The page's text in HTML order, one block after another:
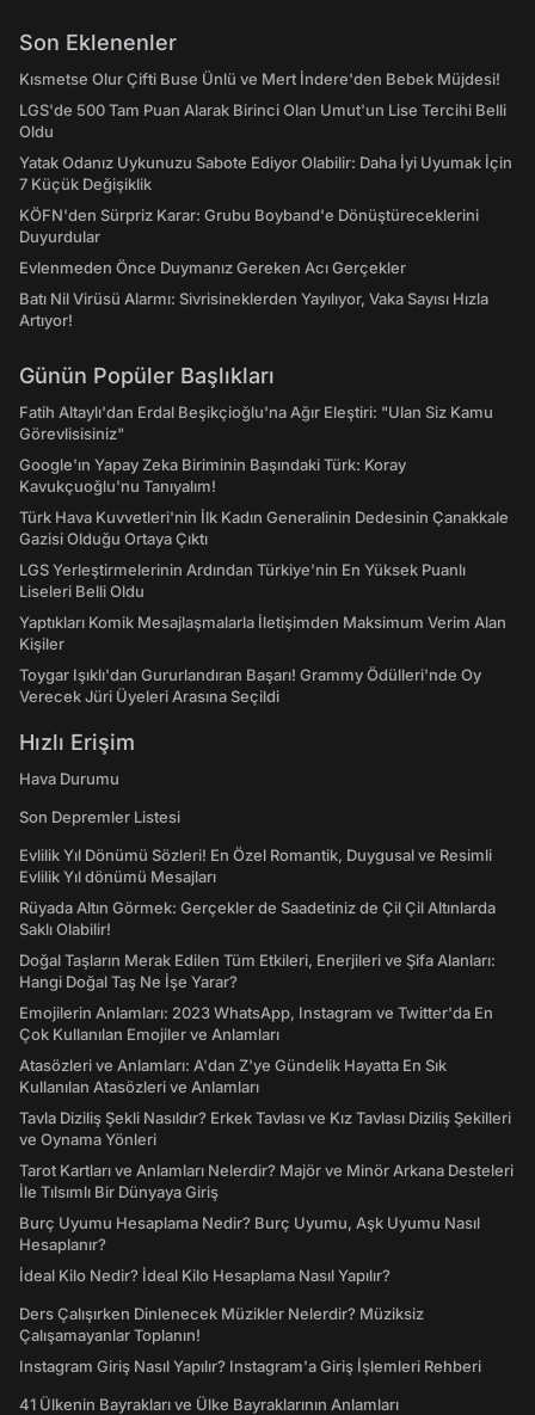
Son Eklenenler
Kısmetse Olur Çifti Buse Ünlü ve Mert İndere'den Bebek Müjdesi!
LGS'de 500 Tam Puan Alarak Birinci Olan Umut'un Lise Tercihi Belli
Oldu
Yatak Odanız Uykunuzu Sabote Ediyor Olabilir: Daha İyi Uyumak İçin
7 Küçük Değişiklik
KÖFN'den Sürpriz Karar: Grubu Boyband'e Dönüştüreceklerini
Duyurdular
Evlenmeden Önce Duymanız Gereken Acı Gerçekler
Batı Nil Virüsü Alarmı: Sivrisineklerden Yayılıyor, Vaka Sayısı Hızla
Artıyor!
Günün Popüler Başlıkları
Fatih Altaylı'dan Erdal Beşikçioğlu'na Ağır Eleştiri: "Ulan Siz Kamu
Görevlisisiniz"
Google'ın Yapay Zeka Biriminin Başındaki Türk: Koray
Kavukçuoğlu'nu Tanıyalım!
Türk Hava Kuvvetleri'nin İlk Kadın Generalinin Dedesinin Çanakkale
Gazisi Olduğu Ortaya Çıktı
LGS Yerleştirmelerinin Ardından Türkiye'nin En Yüksek Puanlı
Liseleri Belli Oldu
Yaptıkları Komik Mesajlaşmalarla İletişimden Maksimum Verim Alan
Kişiler
Toygar Işıklı'dan Gururlandıran Başarı! Grammy Ödülleri'nde Oy
Verecek Jüri Üyeleri Arasına Seçildi
Hızlı Erişim
Hava Durumu
Son Depremler Listesi
Evlilik Yıl Dönümü Sözleri! En Özel Romantik, Duygusal ve Resimli
Evlilik Yıl dönümü Mesajları
Rüyada Altın Görmek: Gerçekler de Saadetiniz de Çil Çil Altınlarda
Saklı Olabilir!
Doğal Taşların Merak Edilen Tüm Etkileri, Enerjileri ve Şifa Alanları:
Hangi Doğal Taş Ne İşe Yarar?
Emojilerin Anlamları: 2023 WhatsApp, Instagram ve Twitter'da En
Çok Kullanılan Emojiler ve Anlamları
Atasözleri ve Anlamları: A'dan Z'ye Gündelik Hayatta En Sık
Kullanılan Atasözleri ve Anlamları
Tavla Diziliş Şekli Nasıldır? Erkek Tavlası ve Kız Tavlası Diziliş Şekilleri
ve Oynama Yönleri
Tarot Kartları ve Anlamları Nelerdir? Majör ve Minör Arkana Desteleri
İle Tılsımlı Bir Dünyaya Giriş
Burç Uyumu Hesaplama Nedir? Burç Uyumu, Aşk Uyumu Nasıl
Hesaplanır?
İdeal Kilo Nedir? İdeal Kilo Hesaplama Nasıl Yapılır?
Ders Çalışırken Dinlenecek Müzikler Nelerdir? Müziksiz
Çalışamayanlar Toplanın!
Instagram Giriş Nasıl Yapılır? Instagram'a Giriş İşlemleri Rehberi
41 Ülkenin Bayrakları ve Ülke Bayraklarının Anlamları